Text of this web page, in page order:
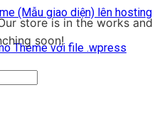
(Mẫu giao diện) lên hosting
Theme với file .wpress
store is in the works and
soon!